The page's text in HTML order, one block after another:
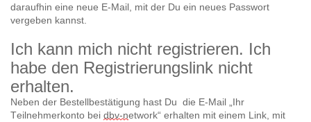
daraufhin eine neue E-Mail, mit der Du ein neues Passwort
vergeben kannst.
Ich kann mich nicht registrieren. Ich
habe den Registrierungslink nicht
erhalten.
Neben der Bestellbestätigung hast Du die E-Mail „Ihr
Teilnehmerkonto bei dbv-network“ erhalten mit einem Link, mit